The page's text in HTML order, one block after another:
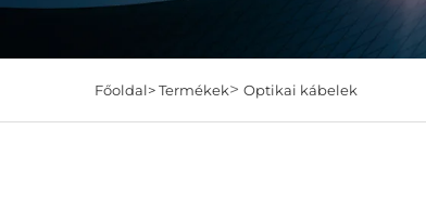
Főoldal>Termékek> Optikai kábelek